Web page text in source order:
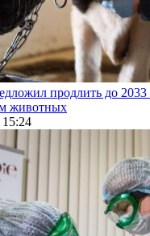
продлить до 2033
животных
15:24